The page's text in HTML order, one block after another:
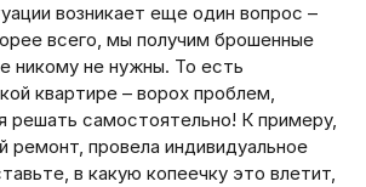
возникает еще один вопрос –
всего, мы получим брошенные
никому не нужны. То есть
квартире – ворох проблем,
решать самостоятельно! К примеру,
ремонт, провела индивидуальное
в какую копеечку это влетит,